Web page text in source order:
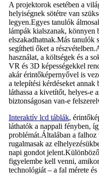
A projektorok esetében a
helyiségnek sötétre van
legyen.Egyes tanulók
lámpák kialszanak, könnyen
elszakadhatnak.Más tanulók
segítheti őket a
használat, a költségek és a
VR és 3D képességekkel
akár érintőképernyővel is
a telepítési kérdéseket
láthassa a kivetítőt, helyes-e
biztonságosan van-e
Interaktív lcd táblák,
láthatók a nappali fényben,
problémát.Általában a
rugalmasak az
napi gondot
figyelembe kell venni,
technológiát – a fal mérete